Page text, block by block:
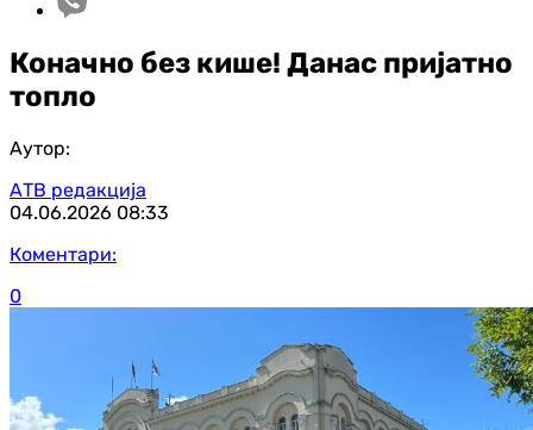
Коначно без кише! Данас пријатно
топло
Аутор:
АТВ редакција
04.06.2026 08:33
Коментари:
0